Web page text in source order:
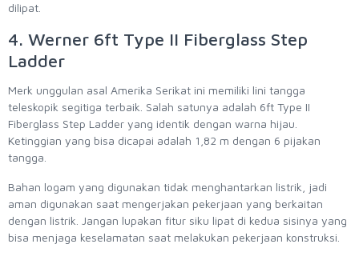
dilipat.
4. Werner 6ft Type II Fiberglass Step
Ladder
Merk unggulan asal Amerika Serikat ini memiliki lini tangga
teleskopik segitiga terbaik. Salah satunya adalah 6ft Type II
Fiberglass Step Ladder yang identik dengan warna hijau.
Ketinggian yang bisa dicapai adalah 1,82 m dengan 6 pijakan
tangga.
Bahan logam yang digunakan tidak menghantarkan listrik, jadi
aman digunakan saat mengerjakan pekerjaan yang berkaitan
dengan listrik. Jangan lupakan fitur siku lipat di kedua sisinya yang
bisa menjaga keselamatan saat melakukan pekerjaan konstruksi.